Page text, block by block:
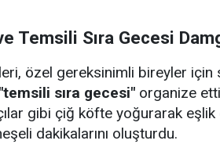
Temsili Sıra Gecesi
özel gereksinimli bireyler için
"temsili sıra gecesi" organize
gibi çiğ köfte yoğurarak eşlik
dakikalarını oluşturdu.